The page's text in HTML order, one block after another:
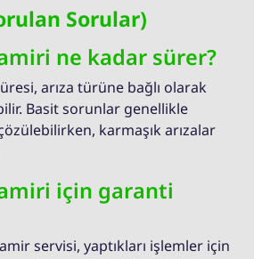
Sorular)
ne kadar sürer?
arıza türüne bağlı olarak
Basit sorunlar genellikle
karmaşık arızalar
için garanti
servisi, yaptıkları işlemler için